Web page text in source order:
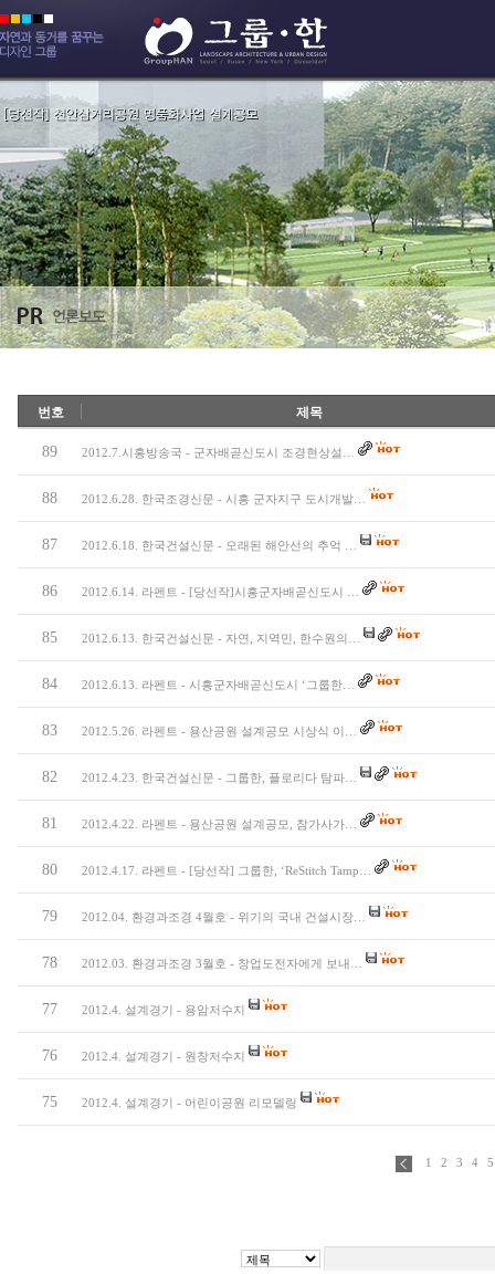
번호 제목
89 2012.7.시흥방송국 - 군자배곧신도시 조경현상설…
88 2012.6.28. 한국조경신문 - 시흥 군자지구 도시개발…
87 2012.6.18. 한국건설신문 - 오래된 해안선의 추억 …
86 2012.6.14. 라펜트 - [당선작]시흥군자배곧신도시 …
85 2012.6.13. 한국건설신문 - 자연, 지역민, 한수원의…
84 2012.6.13. 라펜트 - 시흥군자배곧신도시 ‘그룹한…
83 2012.5.26. 라펜트 - 용산공원 설계공모 시상식 이…
82 2012.4.23. 한국건설신문 - 그룹한, 플로리다 탐파…
81 2012.4.22. 라펜트 - 용산공원 설계공모, 참가사가…
80 2012.4.17. 라펜트 - [당선작] 그룹한, ‘ReStitch Tamp…
79 2012.04. 환경과조경 4월호 - 위기의 국내 건설시장…
78 2012.03. 환경과조경 3월호 - 창업도전자에게 보내…
77 2012.4. 설계경기 - 용암저수지
76 2012.4. 설계경기 - 원창저수지
75 2012.4. 설계경기 - 어린이공원 리모델링
1 2 3 4 5